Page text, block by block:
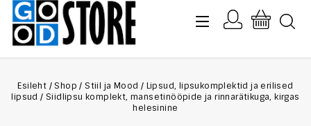
Esileht / Shop / Stiil ja Mood / Lipsud, lipsukomplektid ja erilised
lipsud / Siidlipsu komplekt, mansetinööpide ja rinnarätikuga, kirgas
helesinine